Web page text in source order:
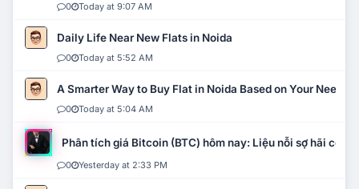
0 Today at 9:07 AM
Daily Life Near New Flats in Noida
0 Today at 5:52 AM
A Smarter Way to Buy Flat in Noida Based on Your Needs
0 Today at 5:04 AM
Phân tích giá Bitcoin (BTC) hôm nay: Liệu nỗi sợ hãi có
0 Yesterday at 2:33 PM